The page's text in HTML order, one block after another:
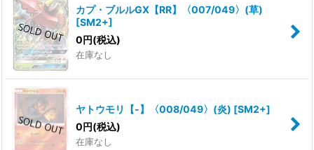
カプ・ブルルGX【RR】〈007/049〉(草)
[SM2+]
0円(税込)
在庫なし
ヤトウモリ【-】〈008/049〉(炎) [SM2+]
0円(税込)
在庫なし